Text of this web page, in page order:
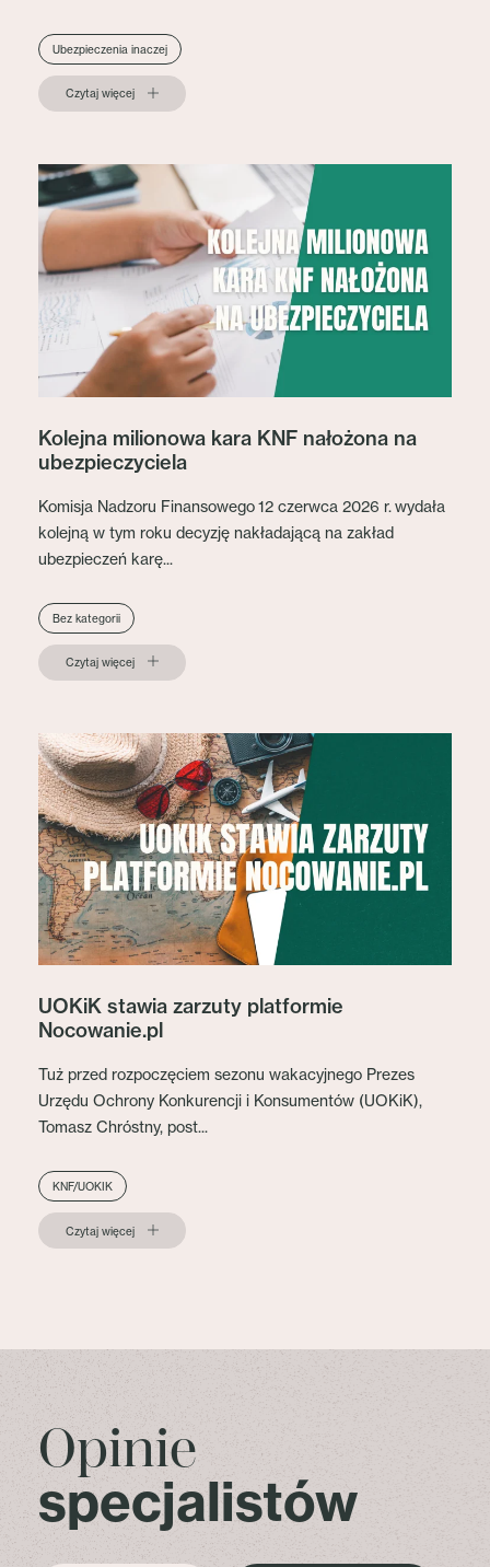
Ubezpieczenia inaczej
Czytaj więcej
Kolejna milionowa kara KNF nałożona na
ubezpieczyciela
Komisja Nadzoru Finansowego 12 czerwca 2026 r. wydała
kolejną w tym roku decyzję nakładającą na zakład
ubezpieczeń karę...
Bez kategorii
Czytaj więcej
UOKiK stawia zarzuty platformie
Nocowanie.pl
Tuż przed rozpoczęciem sezonu wakacyjnego Prezes
Urzędu Ochrony Konkurencji i Konsumentów (UOKiK),
Tomasz Chróstny, post...
KNF/UOKIK
Czytaj więcej
Opinie
specjalistów